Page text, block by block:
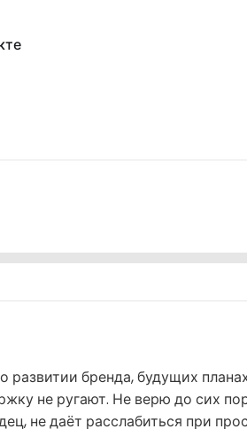
бренда, будущих
не ругают. Не верю до сих
не даёт расслабиться при